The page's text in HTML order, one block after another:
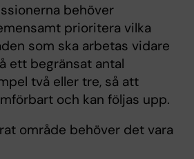
behöver
prioritera vilka
som ska arbetas vidare
ett begränsat antal
två eller tre, så att
och kan följas upp.
område behöver det vara